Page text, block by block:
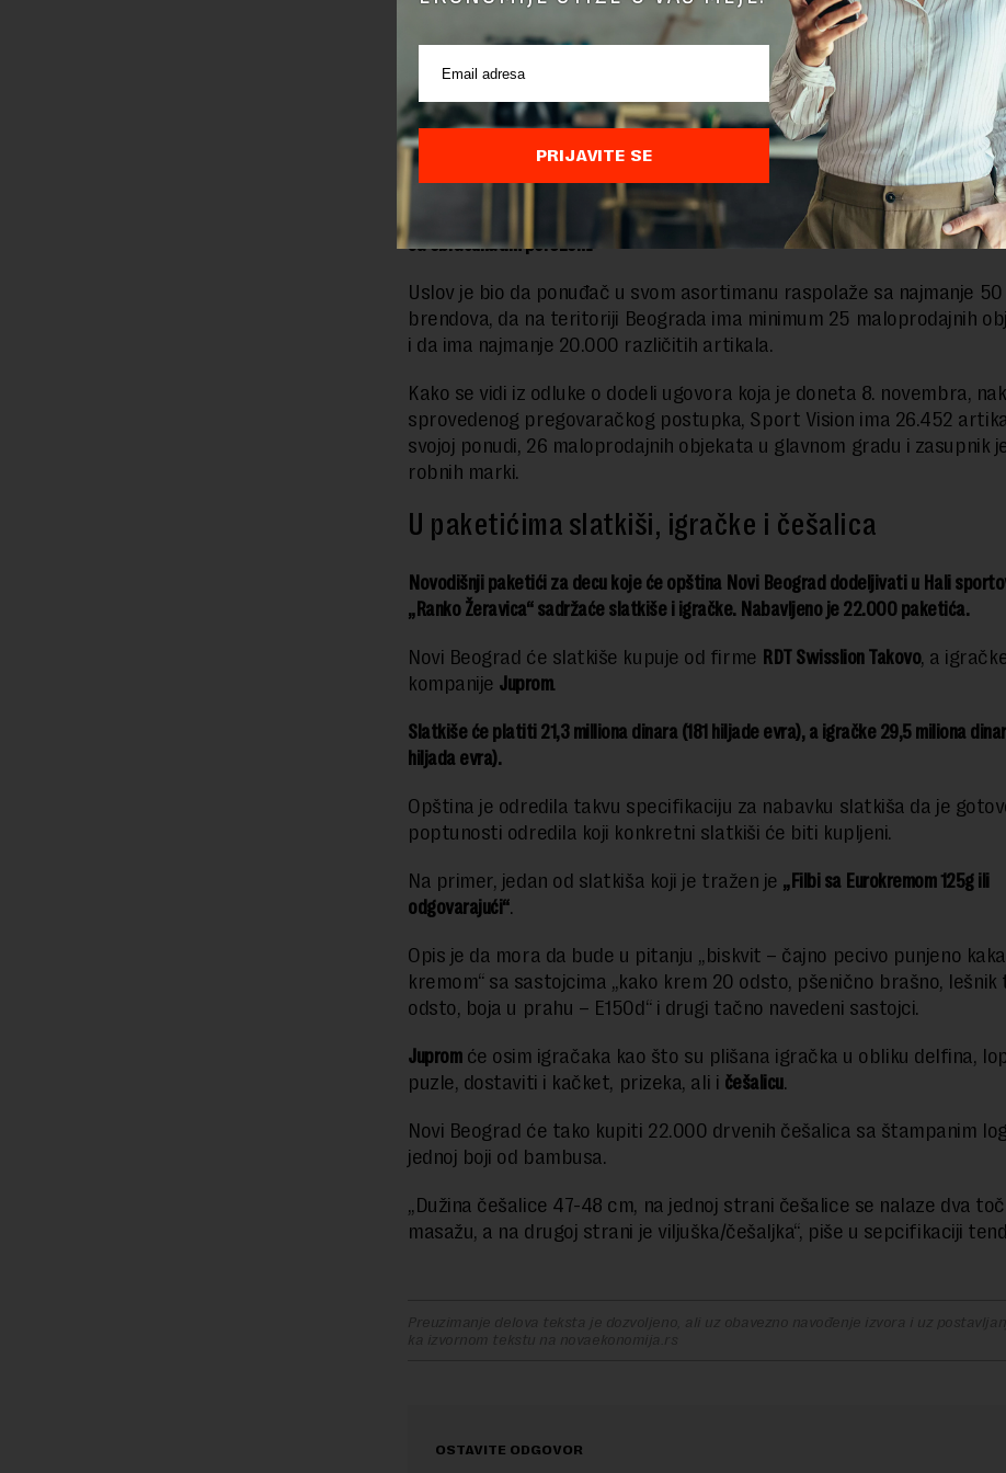
Razlog za raspisivanje pregovaračkog postupka, koji je
oblik tendera, je taj što je opštinska uprava u toku septembra i
sprovela otvorenu javnu nabavku, ali u tom postupku nije stigla
ponuda.
Novi Beograd je tada objavio da želi da nabavi 30.000 poklon kartica za kupovinu
sportske odeće, obuće i opreme.
Pojedinačna vrednost svakog vaučera je 5.000 dinara bez PDV-a, odnosno 6.000
sa obračunatim porezom.
Uslov je bio da ponuđač u svom asortimanu raspolaže sa najmanje 50
brendova, da na teritoriji Beograda ima minimum 25 maloprodajnih
i da ima najmanje 20.000 različitih artikala.
Kako se vidi iz odluke o dodeli ugovora koja je doneta 8. novembra,
sprovedenog pregovaračkog postupka, Sport Vision ima 26.452
svojoj ponudi, 26 maloprodajnih objekata u glavnom gradu i zasupnik
robnih marki.
U paketićima slatkiši, igračke i češalica
Novodišnji paketići za decu koje će opština Novi Beograd dodeljivati u Hali
„Ranko Žeravica“ sadržaće slatkiše i igračke. Nabavljeno je 22.000 paketića.
Novi Beograd će slatkiše kupuje od firme RDT Swisslion Takovo, a
kompanije Juprom.
Slatkiše će platiti 21,3 milliona dinara (181 hiljade evra), a igračke 29,5 miliona
hiljada evra).
Opština je odredila takvu specifikaciju za nabavku slatkiša da je
poptunosti odredila koji konkretni slatkiši će biti kupljeni.
Na primer, jedan od slatkiša koji je tražen je „Filbi sa Eurokremom 125g ili
odgovarajući“.
Opis je da mora da bude u pitanju „biskvit – čajno pecivo punjeno
kremom“ sa sastojcima „kako krem 20 odsto, pšenično brašno, lešnik
odsto, boja u prahu – E150d“ i drugi tačno navedeni sastojci.
Jupromće osim igračaka kao što su plišana igračka u obliku delfina,
puzle, dostaviti i kačket, prizeka, ali i češalicu.
Novi Beograd će tako kupiti 22.000 drvenih češalica sa štampanim
jednoj boji od bambusa.
„Dužina češalice 47-48 cm, na jednoj strani češalice se nalaze dva
masažu, a na drugoj strani je viljuška/češaljka“, piše u sepcifikaciji
Preuzimanje delova teksta je dozvoljeno, ali uz obavezno navođenje izvora i uz
ka izvornom tekstu na novaekonomija.rs
OSTAVITE ODGOVOR
PRIJAVITE SE